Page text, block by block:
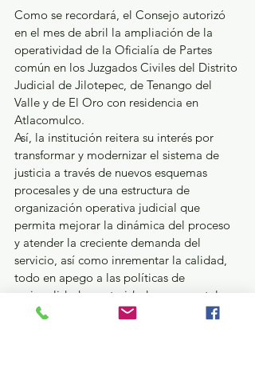
Como se recordará, el Consejo autorizó
en el mes de abril la ampliación de la
operatividad de la Oficialía de Partes
común en los Juzgados Civiles del Distrito
Judicial de Jilotepec, de Tenango del
Valle y de El Oro con residencia en
Atlacomulco.
Así, la institución reitera su interés por
transformar y modernizar el sistema de
justicia a través de nuevos esquemas
procesales y de una estructura de
organización operativa judicial que
permita mejorar la dinámica del proceso
y atender la creciente demanda del
servicio, así como inrementar la calidad,
todo en apego a las políticas de
racionalidad y austeridad presupuestal
vigentes.